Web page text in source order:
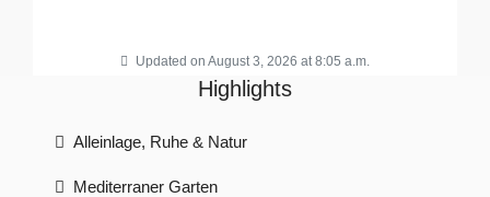
Updated on August 3, 2026 at 8:05 a.m.
Highlights
Alleinlage, Ruhe & Natur
Mediterraner Garten